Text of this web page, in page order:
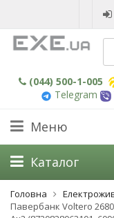
(044) 500-1-005
Telegram
Меню
Головна
Павербанк Voltero
Каталог